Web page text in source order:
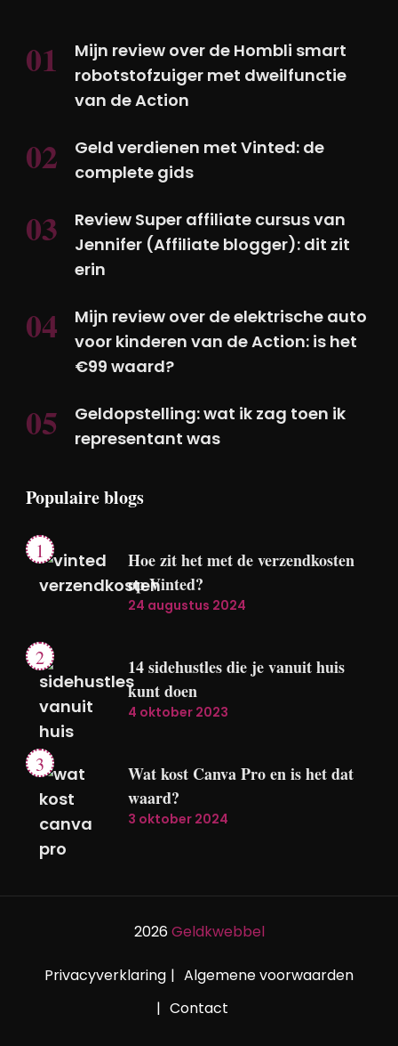
Mijn review over de Hombli smart
robotstofzuiger met dweilfunctie
van de Action
Geld verdienen met Vinted: de
complete gids
Review Super affiliate cursus van
Jennifer (Affiliate blogger): dit zit
erin
Mijn review over de elektrische auto
voor kinderen van de Action: is het
€99 waard?
Geldopstelling: wat ik zag toen ik
representant was
Populaire blogs
Hoe zit het met de verzendkosten
op Vinted?
24 augustus 2024
14 sidehustles die je vanuit huis
kunt doen
4 oktober 2023
Wat kost Canva Pro en is het dat
waard?
3 oktober 2024
2026Geldkwebbel
Privacyverklaring
Algemene voorwaarden
Contact